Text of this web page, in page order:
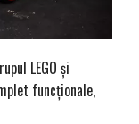
LEGO și
funcționale,